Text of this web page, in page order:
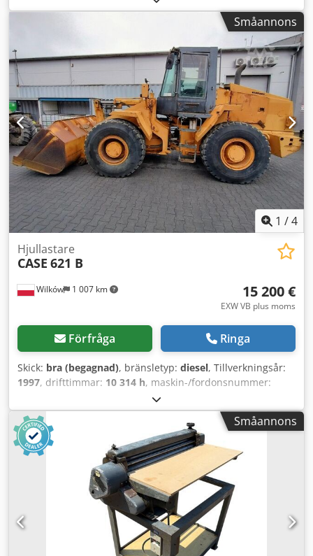
Luftkonditionering, * Gummilarver, * Planeringsskopa, *
Småannons
1 /4
Wilków 1 007 km
Hjullastare
CASE 621 B
15 200 €
EXW VB plus moms
Förfråga Ringa
Skick: bra (begagnad), bränsletyp: diesel, Tillverkningsår:
1997, drifttimmar: 10 314 h, maskin-/fordonsnummer:
, Grävlastare CASE 621 B nr JEE0055599
Årsmodell: 1997 Crsdpfx Agsvxh R Aoxsf Effekt: 93 kW
Drifttimmar: 10 314
Småannons